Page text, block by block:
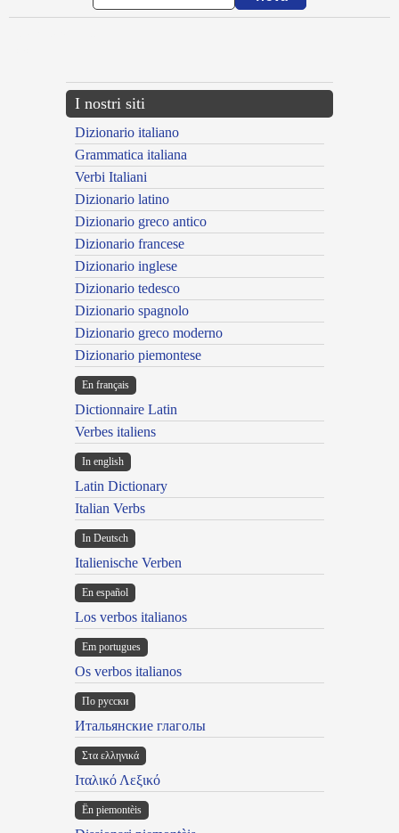
I nostri siti
Dizionario italiano
Grammatica italiana
Verbi Italiani
Dizionario latino
Dizionario greco antico
Dizionario francese
Dizionario inglese
Dizionario tedesco
Dizionario spagnolo
Dizionario greco moderno
Dizionario piemontese
En français
Dictionnaire Latin
Verbes italiens
In english
Latin Dictionary
Italian Verbs
In Deutsch
Italienische Verben
En español
Los verbos italianos
Em portugues
Os verbos italianos
По русски
Итальянские глаголы
Στα ελληνικά
Ιταλικό Λεξικό
Ën piemontèis